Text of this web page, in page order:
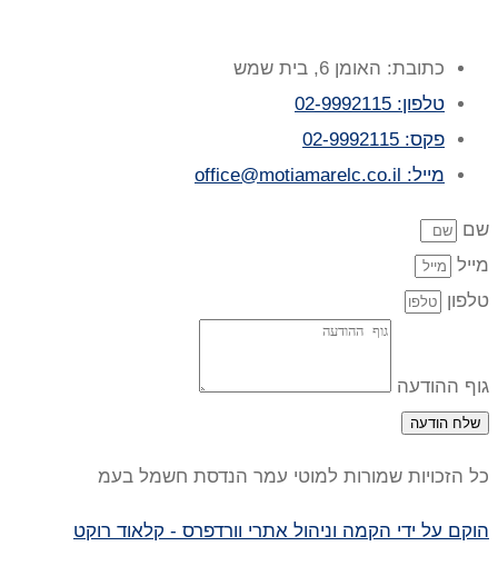
כתובת: האומן 6, בית שמש
טלפון: 02-9992115
פקס: 02-9992115
מייל: office@motiamarelc.co.il
שם
מייל
טלפון
גוף ההודעה
שלח הודעה
כל הזכויות שמורות למוטי עמר הנדסת חשמל בעמ
הוקם על ידי הקמה וניהול אתרי וורדפרס - קלאוד רוקט